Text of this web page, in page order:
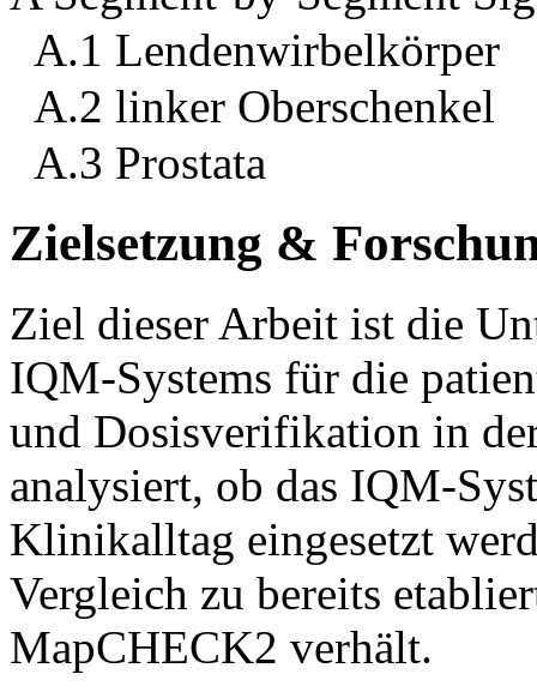
A.1 Lendenwirbelkörper
A.2 linker Oberschenkel
A.3 Prostata
Zielsetzung &
Ziel dieser Arbeit ist die
IQM-Systems für die
und Dosisverifikation in
analysiert, ob das IQM-
Klinikalltag eingesetzt
Vergleich zu bereits
MapCHECK2 verhält.